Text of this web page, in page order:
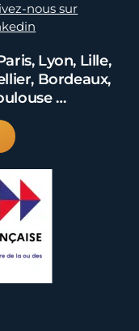
nous sur
Lyon, Lille,
Bordeaux,
…